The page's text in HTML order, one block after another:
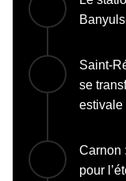
Saint-
se
estivale
Carnon
pour